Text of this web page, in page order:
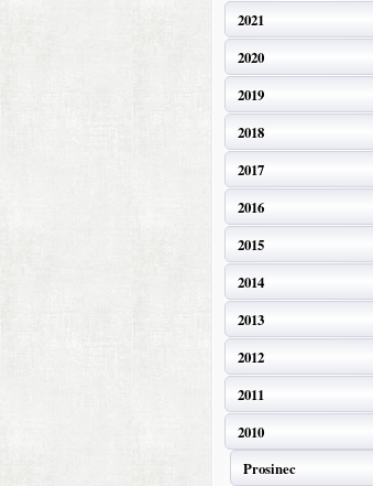
2021
2020
2019
2018
2017
2016
2015
2014
2013
2012
2011
2010
Prosinec